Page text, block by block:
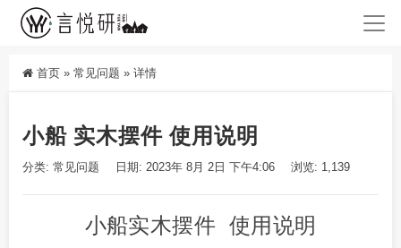
首页 » 常见问题 » 详情
小船 实木摆件 使用说明
分类: 常见问题 日期: 2023年 8月 2日 下午4:06 浏览: 1,139
小船实木摆件 使用说明